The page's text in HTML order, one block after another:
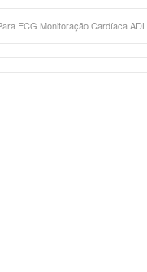
ECG Monitoração Cardíaca